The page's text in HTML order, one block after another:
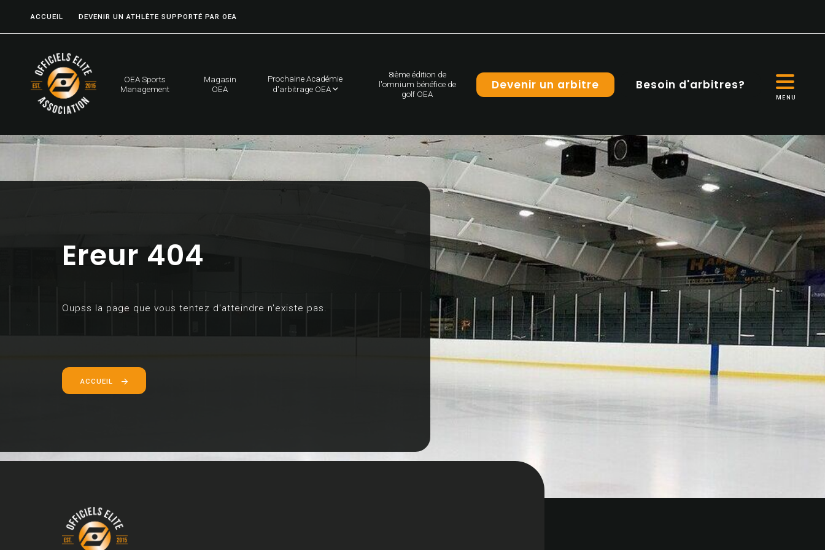
ACCUEIL DEVENIR UN ATHLÈTE SUPPORTÉ PAR OEA
OEA Sports
Management
Magasin
OEA
Prochaine Académie
d'arbitrage OEA
8ième édition de
l'omnium bénéfice de
golf OEA
Devenir un arbitre Besoin d'arbitres?
MENU
Ereur 404
Oupss la page que vous tentez d'atteindre n'existe pas.
ACCUEIL